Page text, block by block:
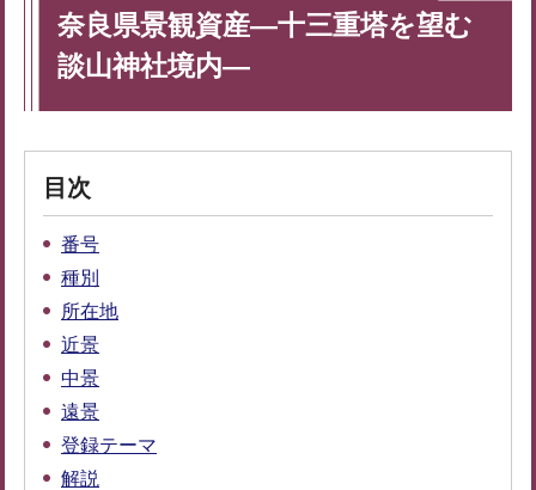
奈良県景観資産―十三重塔を望む
談山神社境内―
目次
番号
種別
所在地
近景
中景
遠景
登録テーマ
解説